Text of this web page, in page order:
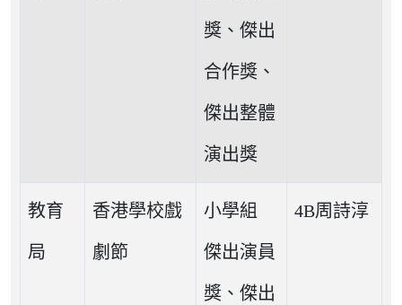
獎、傑出
合作獎、
傑出整體
演出獎
教育
局
香港學校戲
劇節
小學組
傑出演員
獎、傑出
4B周詩淳